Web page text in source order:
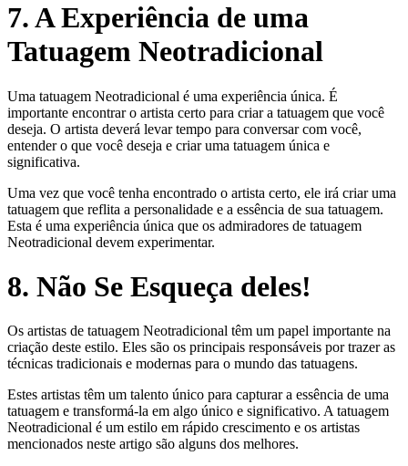
7. A Experiência de uma
Tatuagem Neotradicional
Uma tatuagem Neotradicional é uma experiência única. É
importante encontrar o artista certo para criar a tatuagem que você
deseja. O artista deverá levar tempo para conversar com você,
entender o que você deseja e criar uma tatuagem única e
significativa.
Uma vez que você tenha encontrado o artista certo, ele irá criar uma
tatuagem que reflita a personalidade e a essência de sua tatuagem.
Esta é uma experiência única que os admiradores de tatuagem
Neotradicional devem experimentar.
8. Não Se Esqueça deles!
Os artistas de tatuagem Neotradicional têm um papel importante na
criação deste estilo. Eles são os principais responsáveis ​​por trazer as
técnicas tradicionais e modernas para o mundo das tatuagens.
Estes artistas têm um talento único para capturar a essência de uma
tatuagem e transformá-la em algo único e significativo. A tatuagem
Neotradicional é um estilo em rápido crescimento e os artistas
mencionados neste artigo são alguns dos melhores.